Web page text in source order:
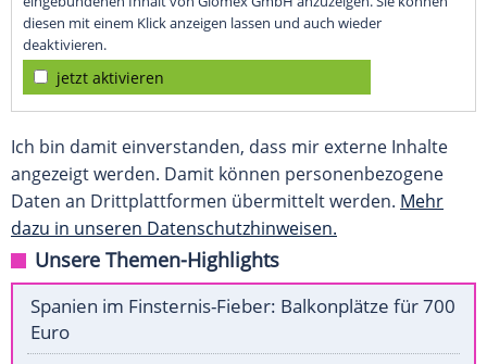
diesen mit einem Klick anzeigen lassen und auch wieder
deaktivieren.
jetzt aktivieren
Ich bin damit einverstanden, dass mir externe Inhalte
angezeigt werden. Damit können personenbezogene
Daten an Drittplattformen übermittelt werden. Mehr
dazu in unseren Datenschutzhinweisen.
Unsere Themen-Highlights
Spanien im Finsternis-Fieber: Balkonplätze für 700
Euro